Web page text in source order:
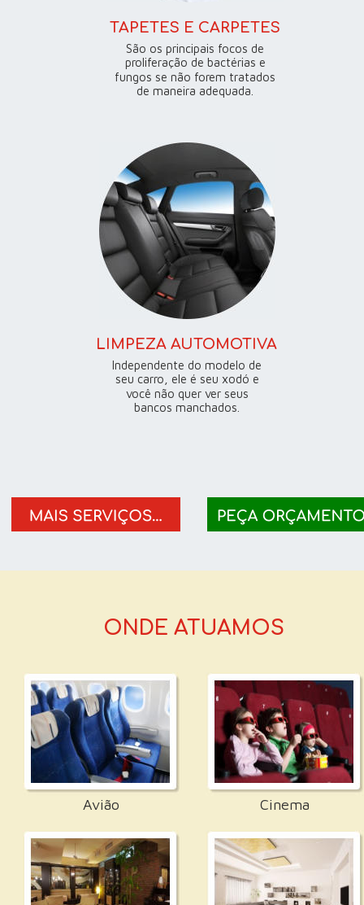
TAPETES E CARPETES
São os principais focos de
proliferação de bactérias e
fungos se não forem tratados
de maneira adequada.
LIMPEZA AUTOMOTIVA
Independente do modelo de
seu carro, ele é seu xodó e
você não quer ver seus
bancos manchados.
ONDE ATUAMOS
Avião Cinema